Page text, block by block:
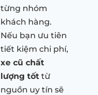
từng nhóm
khách hàng.
Nếu bạn ưu tiên
tiết kiệm chi phí,
xe cũ chất
lượng tốt từ
nguồn uy tín sẽ